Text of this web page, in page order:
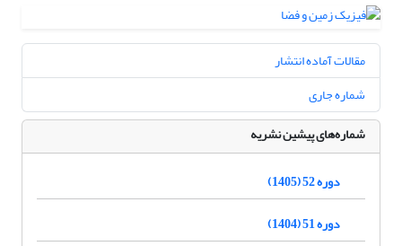
مقالات آماده انتشار
شماره جاری
شماره‌های پیشین نشریه
دوره 52 (1405)
دوره 51 (1404)